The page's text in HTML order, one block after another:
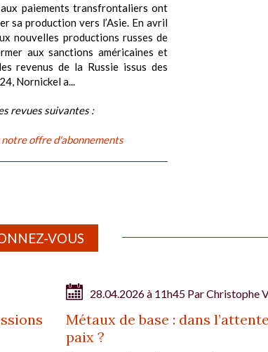
paiements transfrontaliers ont
sa production vers l’Asie. En avril
nouvelles productions russes de
aux sanctions américaines et
revenus de la Russie issus des
Nornickel a...
revues suivantes :
offre d'abonnements
VOUS
28.04.2026 à 11h45 ParChristophe
Métaux de base : dans
paix ?